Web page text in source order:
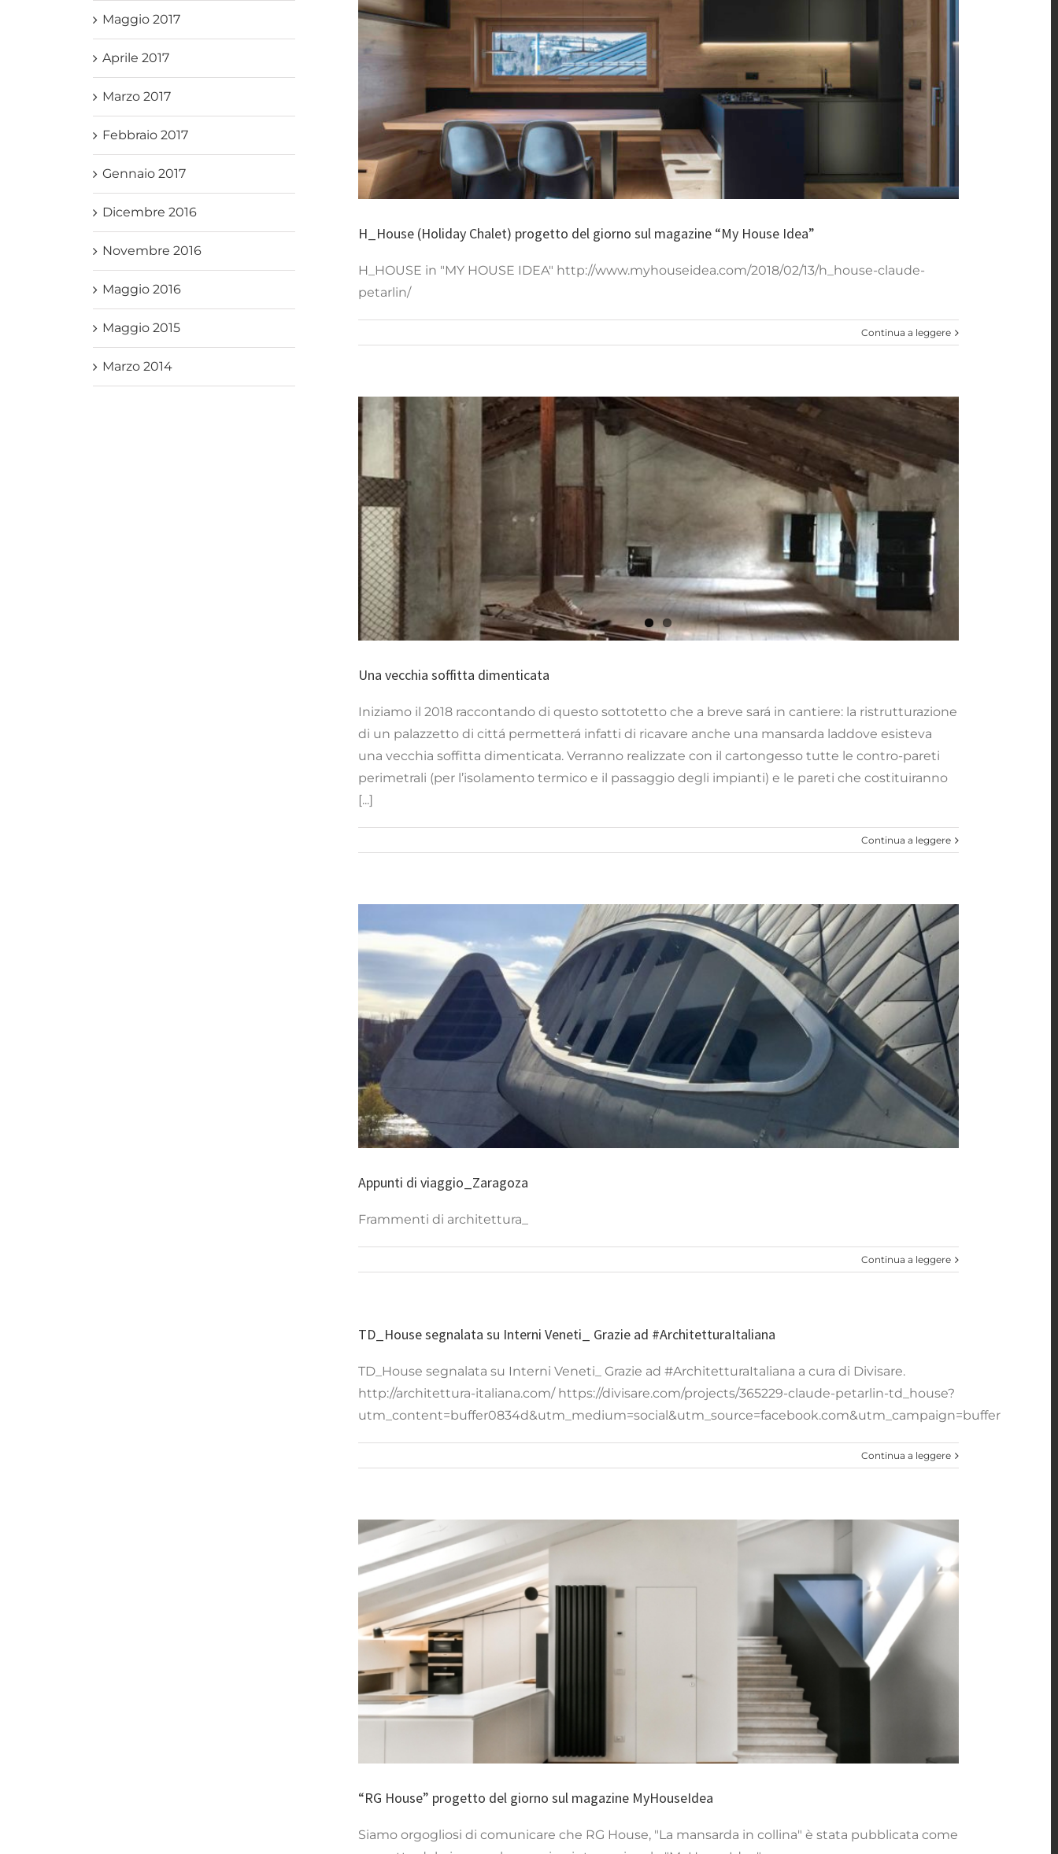
H_House (Holiday Chalet) progetto del
giorno sul magazine “My House Idea”
Articoli
H_House (Holiday Chalet) progetto del giorno sul magazine “My House Idea”
H_HOUSE in "MY HOUSE IDEA" http://www.myhouseidea.com/2018/02/13/h_house-claude-
petarlin/
Continua a leggere
Una vecchia soffitta dimenticata
Articoli
Una vecchia soffitta dimenticata
Iniziamo il 2018 raccontando di questo sottotetto che a breve sará in cantiere: la ristrutturazione
di un palazzetto di cittá permetterá infatti di ricavare anche una mansarda laddove esisteva
una vecchia soffitta dimenticata. Verranno realizzate con il cartongesso tutte le contro-pareti
perimetrali (per l’isolamento termico e il passaggio degli impianti) e le pareti che costituiranno
[...]
Continua a leggere
Appunti di viaggio_Zaragoza
Articoli
Appunti di viaggio_Zaragoza
Frammenti di architettura_
Continua a leggere
TD_House segnalata su Interni Veneti_ Grazie ad #ArchitetturaItaliana
TD_House segnalata su Interni Veneti_ Grazie ad #ArchitetturaItaliana a cura di Divisare.
http://architettura-italiana.com/ https://divisare.com/projects/365229-claude-petarlin-td_house?
utm_content=buffer0834d&utm_medium=social&utm_source=facebook.com&utm_campaign=buffer
Continua a leggere
“RG House” progetto del giorno sul
magazine MyHouseIdea
“RG House” progetto del giorno sul magazine MyHouseIdea
Siamo orgogliosi di comunicare che RG House, "La mansarda in collina" è stata pubblicata come
Maggio 2017
Aprile 2017
Marzo 2017
Febbraio 2017
Gennaio 2017
Dicembre 2016
Novembre 2016
Maggio 2016
Maggio 2015
Marzo 2014